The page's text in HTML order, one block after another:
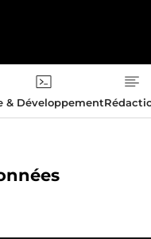
& Développement